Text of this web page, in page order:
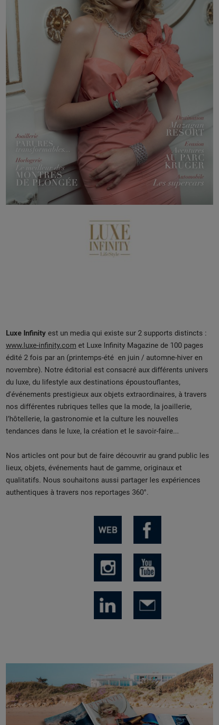
Luxe Infinity est un media qui existe sur 2 supports distincts :
www.luxe-infinity.com et Luxe Infinity Magazine de 100 pages
édité 2 fois par an (printemps-été en juin / automne-hiver en
novembre). Notre éditorial est consacré aux différents univers
du luxe, du lifestyle aux destinations époustouflantes,
d'événements prestigieux aux objets extraordinaires, à travers
nos différentes rubriques telles que la mode, la joaillerie,
l’hôtellerie, la gastronomie et la culture les nouvelles
tendances dans le luxe, la création et le savoir-faire...
Nos articles ont pour but de faire découvrir au grand public les
lieux, objets, événements haut de gamme, originaux et
qualitatifs. Nous souhaitons aussi partager les expériences
authentiques à travers nos reportages 360°.